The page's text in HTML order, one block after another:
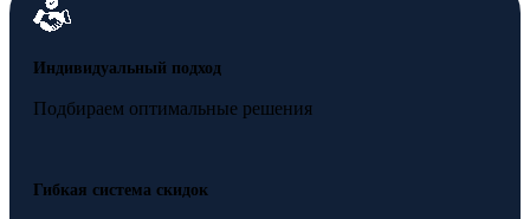
Индивидуальный подход
Подбираем оптимальные решения
Гибкая система скидок